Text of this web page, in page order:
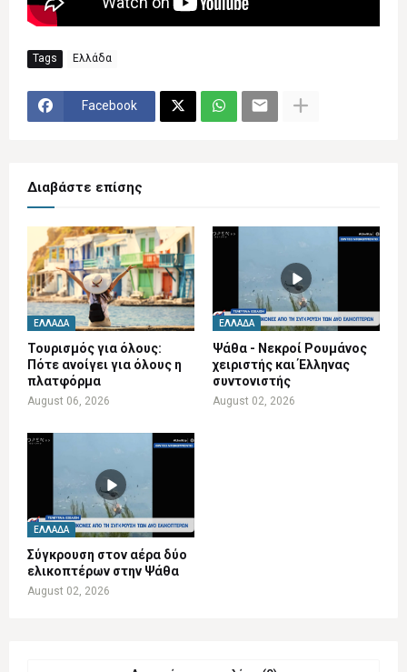
Tags Ελλάδα
Facebook
Διαβάστε επίσης
ΕΛΛΆΔΑ
Τουρισμός για όλους:
Πότε ανοίγει για όλους η
πλατφόρμα
August 06, 2026
ΕΛΛΆΔΑ
Ψάθα - Νεκροί Ρουμάνος
χειριστής και Έλληνας
συντονιστής
August 02, 2026
ΕΛΛΆΔΑ
Σύγκρουση στον αέρα δύο
ελικοπτέρων στην Ψάθα
August 02, 2026